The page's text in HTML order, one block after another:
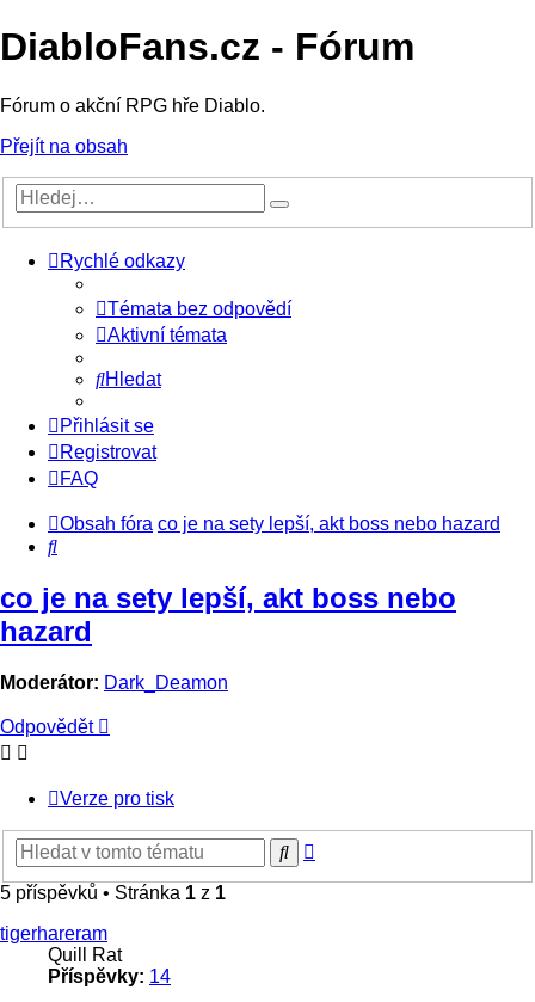
DiabloFans.cz - Fórum
Fórum o akční RPG hře Diablo.
Přejít na obsah
Rychlé odkazy
Témata bez odpovědí
Aktivní témata
Hledat
Přihlásit se
Registrovat
FAQ
Obsah fóra co je na sety lepší, akt boss nebo hazard
Hledat
co je na sety lepší, akt boss nebo
hazard
Moderátor: Dark_Deamon
Odpovědět
Verze pro tisk
Hledat
5 příspěvků • Stránka 1 z 1
tigerhareram
Quill Rat
Příspěvky: 14